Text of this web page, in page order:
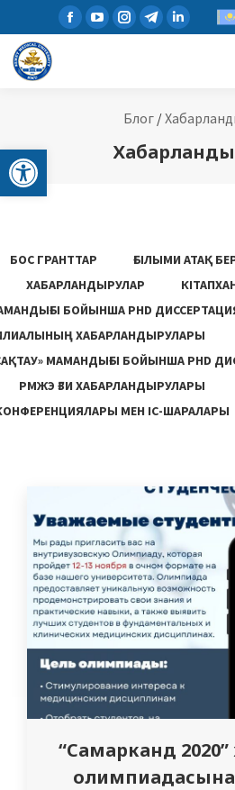
Open toolbar
Блог /
БОС ГРАНТТАР
ҒЫЛЫМИ АТАҚ
ХАБАРЛАНДЫРУЛАР
БОЙЫНША PHD
ХАБАРЛАНДЫРУЛАРЫ
МАМАНДЫҒЫ БОЙЫНША PHD
РМЖЭ ҒЗИ ХАБАРЛАНДЫРУЛАРЫ
МЕН ІС-ШАРАЛАРЫ
“Самарканд 2020”
олимпиадасына